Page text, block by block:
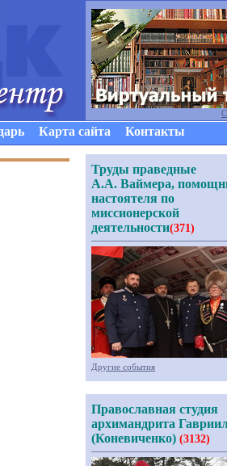
Карта сайта Контакты
Труды праведные
А.А. Ваймера,
настоятеля по
миссионерской
деятельности(371)
Другие события
Православная студия
архимандрита
(Коневиченко) (3132)